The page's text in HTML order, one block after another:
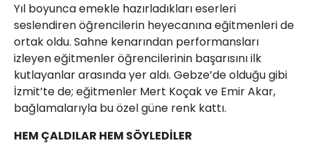
Yıl boyunca emekle hazırladıkları eserleri
seslendiren öğrencilerin heyecanına eğitmenleri de
ortak oldu. Sahne kenarından performansları
izleyen eğitmenler öğrencilerinin başarısını ilk
kutlayanlar arasında yer aldı. Gebze’de olduğu gibi
İzmit’te de; eğitmenler Mert Koçak ve Emir Akar,
bağlamalarıyla bu özel güne renk kattı.
HEM ÇALDILAR HEM SÖYLEDİLER